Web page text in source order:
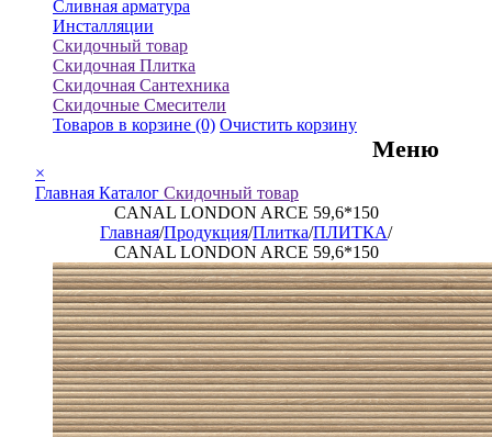
Сливная арматура
Инсталляции
Скидочный товар
Скидочная Плитка
Скидочная Сантехника
Скидочные Смесители
Товаров в корзине (0) Очистить корзину
Меню
×
Главная Каталог Скидочный товар
CANAL LONDON ARCE 59,6*150
Главная/Продукция/Плитка/ПЛИТКА/
CANAL LONDON ARCE 59,6*150